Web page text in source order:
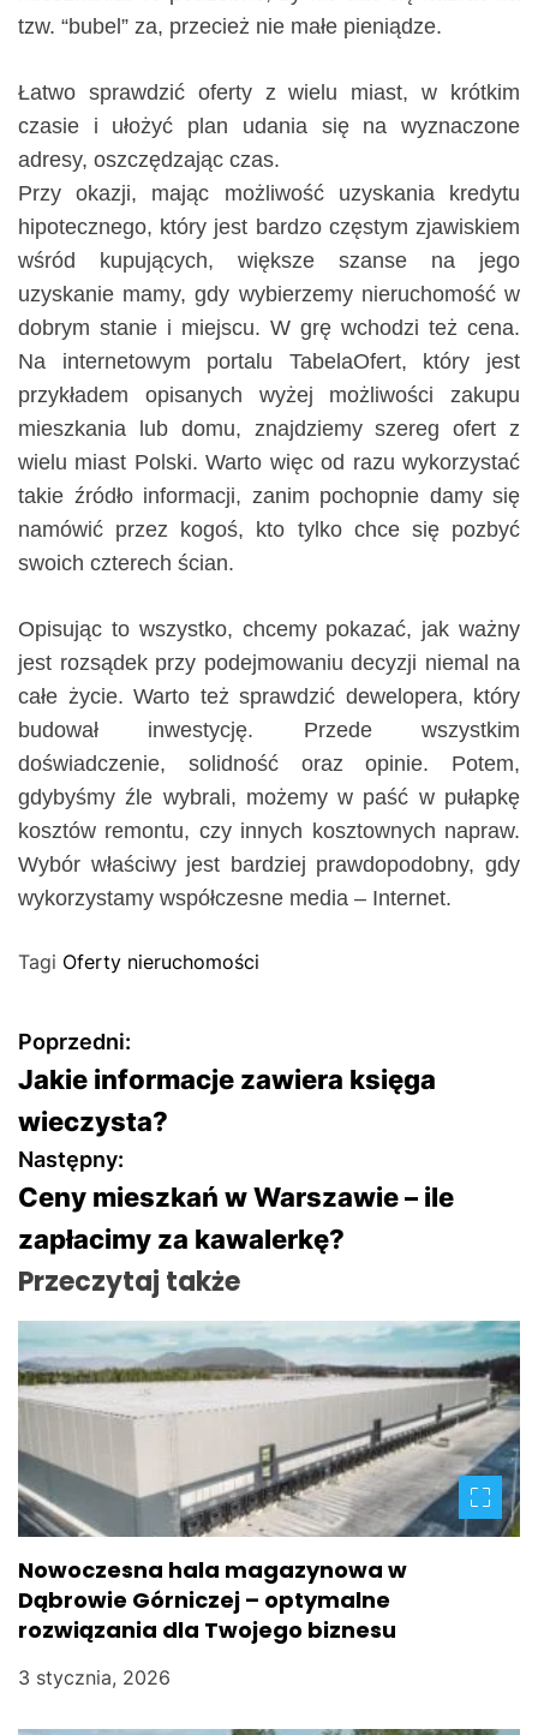
tzw. “bubel” za, przecież nie małe pieniądze.
Łatwo sprawdzić oferty z wielu miast, w krótkim
czasie i ułożyć plan udania się na wyznaczone
adresy, oszczędzając czas.
Przy okazji, mając możliwość uzyskania kredytu
hipotecznego, który jest bardzo częstym zjawiskiem
wśród kupujących, większe szanse na jego
uzyskanie mamy, gdy wybierzemy nieruchomość w
dobrym stanie i miejscu. W grę wchodzi też cena.
Na internetowym portalu TabelaOfert, który jest
przykładem opisanych wyżej możliwości zakupu
mieszkania lub domu, znajdziemy szereg ofert z
wielu miast Polski. Warto więc od razu wykorzystać
takie źródło informacji, zanim pochopnie damy się
namówić przez kogoś, kto tylko chce się pozbyć
swoich czterech ścian.
Opisując to wszystko, chcemy pokazać, jak ważny
jest rozsądek przy podejmowaniu decyzji niemal na
całe życie. Warto też sprawdzić dewelopera, który
budował inwestycję. Przede wszystkim
doświadczenie, solidność oraz opinie. Potem,
gdybyśmy źle wybrali, możemy w paść w pułapkę
kosztów remontu, czy innych kosztownych napraw.
Wybór właściwy jest bardziej prawdopodobny, gdy
wykorzystamy współczesne media – Internet.
Tagi Oferty nieruchomości
N
a
w
i
g
c
j
a
w
p
i
s
u
Poprzedni:
Jakie informacje zawiera księga
wieczysta?
Następny:
Ceny mieszkań w Warszawie – ile
zapłacimy za kawalerkę?
Przeczytaj także
Nowoczesna hala magazynowa w
Dąbrowie Górniczej – optymalne
rozwiązania dla Twojego biznesu
3 stycznia, 2026